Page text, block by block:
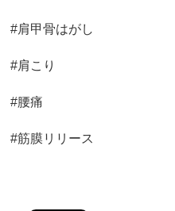
#肩甲骨はがし
#肩こり
#腰痛
#筋膜リリース